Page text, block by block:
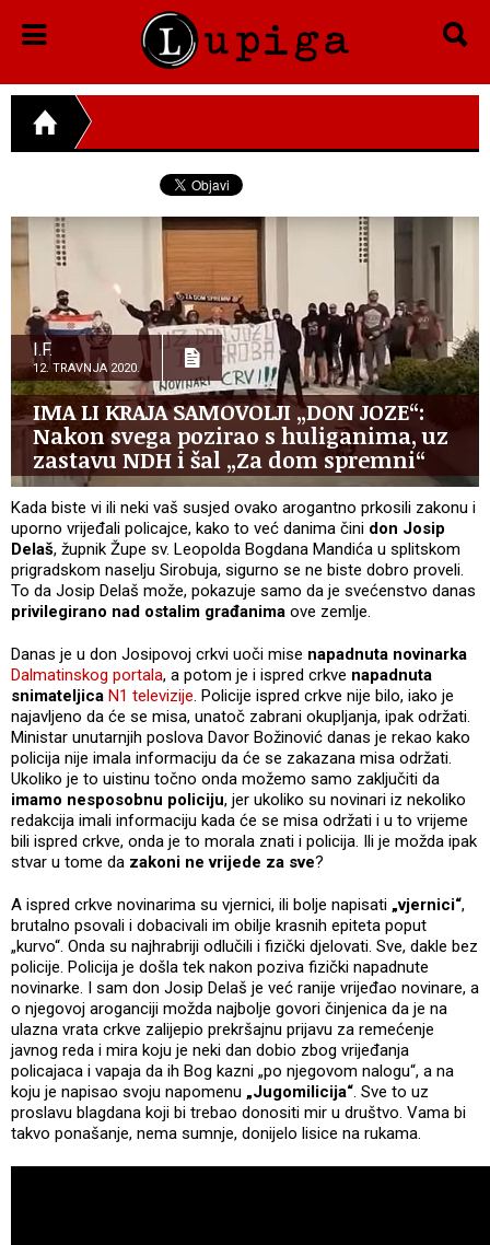
I.F.
12. TRAVNJA 2020.
IMA LI KRAJA SAMOVOLJI „DON JOZE“:
Nakon svega pozirao s huliganima, uz
zastavu NDH i šal „Za dom spremni“
Kada biste vi ili neki vaš susjed ovako arogantno prkosili zakonu i
uporno vrijeđali policajce, kako to već danima čini don Josip
Delaš, župnik Župe sv. Leopolda Bogdana Mandića u splitskom
prigradskom naselju Sirobuja, sigurno se ne biste dobro proveli.
To da Josip Delaš može, pokazuje samo da je svećenstvo danas
privilegirano nad ostalim građanima ove zemlje.
Danas je u don Josipovoj crkvi uoči mise napadnuta novinarka
Dalmatinskog portala, a potom je i ispred crkve napadnuta
snimateljica N1 televizije. Policije ispred crkve nije bilo, iako je
najavljeno da će se misa, unatoč zabrani okupljanja, ipak održati.
Ministar unutarnjih poslova Davor Božinović danas je rekao kako
policija nije imala informaciju da će se zakazana misa održati.
Ukoliko je to uistinu točno onda možemo samo zaključiti da
imamo nesposobnu policiju, jer ukoliko su novinari iz nekoliko
redakcija imali informaciju kada će se misa održati i u to vrijeme
bili ispred crkve, onda je to morala znati i policija. Ili je možda ipak
stvar u tome da zakoni ne vrijede za sve?
A ispred crkve novinarima su vjernici, ili bolje napisati „vjernici“,
brutalno psovali i dobacivali im obilje krasnih epiteta poput
„kurvo“. Onda su najhrabriji odlučili i fizički djelovati. Sve, dakle bez
policije. Policija je došla tek nakon poziva fizički napadnute
novinarke. I sam don Josip Delaš je već ranije vrijeđao novinare, a
o njegovoj aroganciji možda najbolje govori činjenica da je na
ulazna vrata crkve zalijepio prekršajnu prijavu za remećenje
javnog reda i mira koju je neki dan dobio zbog vrijeđanja
policajaca i vapaja da ih Bog kazni „po njegovom nalogu“, a na
koju je napisao svoju napomenu „Jugomilicija“. Sve to uz
proslavu blagdana koji bi trebao donositi mir u društvo. Vama bi
takvo ponašanje, nema sumnje, donijelo lisice na rukama.